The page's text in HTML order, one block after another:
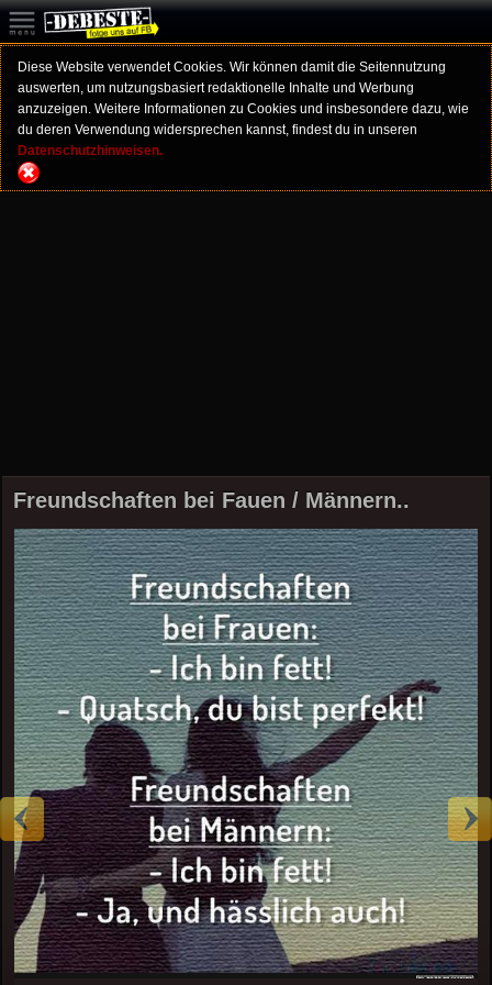
Diese Website verwendet Cookies. Wir können damit die Seitennutzung
auswerten, um nutzungsbasiert redaktionelle Inhalte und Werbung
anzuzeigen. Weitere Informationen zu Cookies und insbesondere dazu, wie
du deren Verwendung widersprechen kannst, findest du in unseren
Datenschutzhinweisen.
Freundschaften bei Fauen / Männern..